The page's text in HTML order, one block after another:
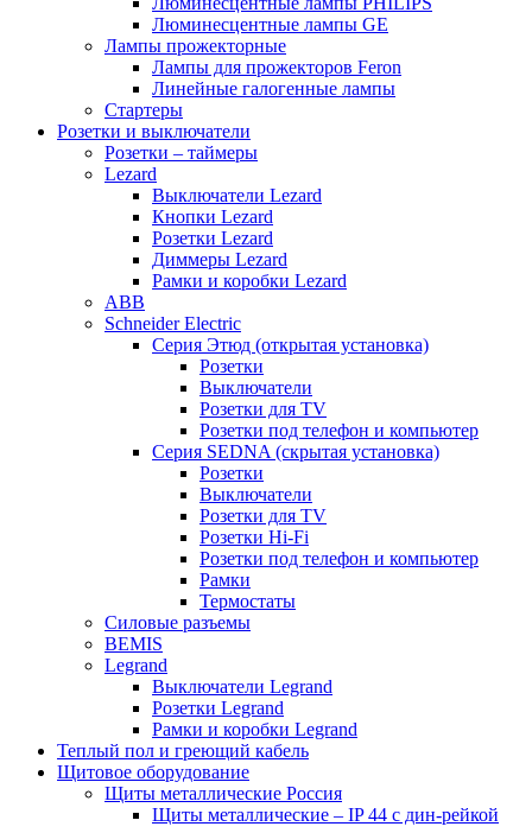
Люминесцентные лампы GE
Лампы прожекторные
Лампы для прожекторов Feron
Линейные галогенные лампы
Стартеры
Розетки и выключатели
Розетки – таймеры
Lezard
Выключатели Lezard
Кнопки Lezard
Розетки Lezard
Диммеры Lezard
Рамки и коробки Lezard
ABB
Schneider Electric
Серия Этюд (открытая установка)
Розетки
Выключатели
Розетки для TV
Розетки под телефон и компьютер
Серия SEDNA (скрытая установка)
Розетки
Выключатели
Розетки для TV
Розетки Hi-Fi
Розетки под телефон и компьютер
Рамки
Термостаты
Силовые разъемы
BEMIS
Legrand
Выключатели Legrand
Розетки Legrand
Рамки и коробки Legrand
Теплый пол и греющий кабель
Щитовое оборудование
Щиты металлические Россия
Щиты металлические – IP 44 с дин-рейкой